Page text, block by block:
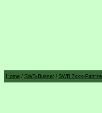
Home / SWB-Busse: / SWB 7xxx-